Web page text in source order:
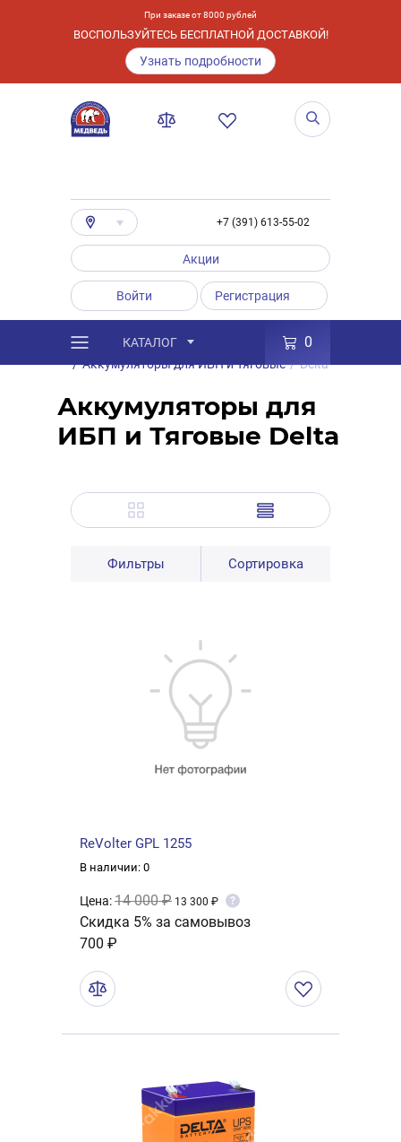
При заказе от 8000 рублей
ВОСПОЛЬЗУЙТЕСЬ БЕСПЛАТНОЙ ДОСТАВКОЙ!
Узнать подробности
+7 (391) 613-55-02
Акции
Войти Регистрация
КАТАЛОГ 0
Каталог / Товары
Аккумуляторы
/ Аккумуляторы для ИБП и Тяговые / Delta
Аккумуляторы для
ИБП и Тяговые Delta
Фильтры Сортировка
ReVolter GPL 1255
В наличии: 0
Цена:14 000 ₽ 13 300 ₽ ?
Скидка 5% за самовывоз
700 ₽